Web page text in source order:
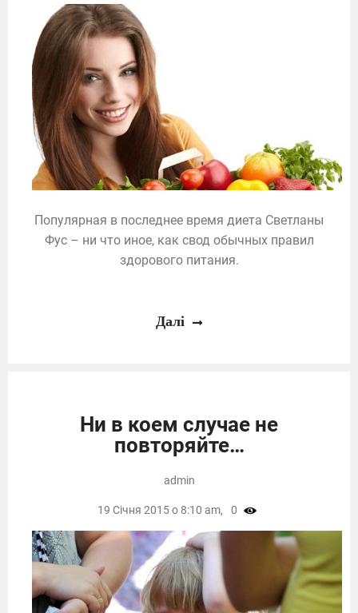
Популярная в последнее время диета Светланы
Фус – ни что иное, как свод обычных правил
здорового питания.
Далі
Ни в коем случае не
повторяйте…
admin
19 Січня 2015 о 8:10 am, 0